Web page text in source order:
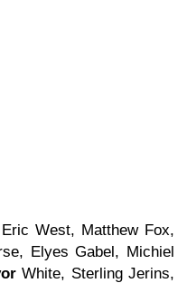
West, Matthew Fox,
Elyes Gabel, Michiel
White, Sterling Jerins,